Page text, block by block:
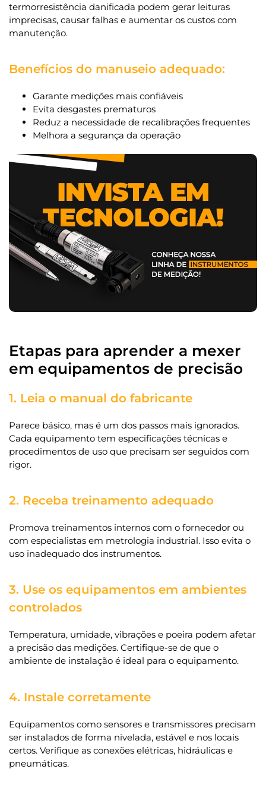
termorresistência danificada podem gerar leituras
imprecisas, causar falhas e aumentar os custos com
manutenção.
Benefícios do manuseio adequado:
Garante medições mais confiáveis
Evita desgastes prematuros
Reduz a necessidade de recalibrações frequentes
Melhora a segurança da operação
Etapas para aprender a mexer
em equipamentos de precisão
1. Leia o manual do fabricante
Parece básico, mas é um dos passos mais ignorados.
Cada equipamento tem especificações técnicas e
procedimentos de uso que precisam ser seguidos com
rigor.
2. Receba treinamento adequado
Promova treinamentos internos com o fornecedor ou
com especialistas em metrologia industrial. Isso evita o
uso inadequado dos instrumentos.
3. Use os equipamentos em ambientes
controlados
Temperatura, umidade, vibrações e poeira podem afetar
a precisão das medições. Certifique-se de que o
ambiente de instalação é ideal para o equipamento.
4. Instale corretamente
Equipamentos como sensores e transmissores precisam
ser instalados de forma nivelada, estável e nos locais
certos. Verifique as conexões elétricas, hidráulicas e
pneumáticas.